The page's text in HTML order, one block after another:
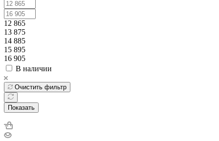
12 865
13 875
14 885
15 895
16 905
В наличии
Очистить фильтр
Показать